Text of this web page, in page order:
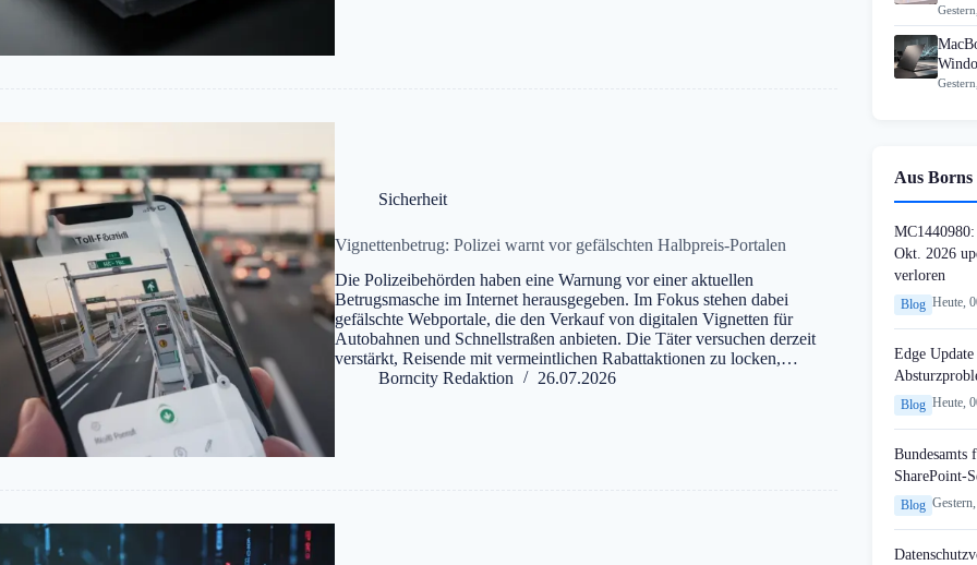
Sicherheit
Vignettenbetrug: Polizei warnt vor gefälschten Halbpreis-Portalen
Die Polizeibehörden haben eine Warnung vor einer aktuellen
Betrugsmasche im Internet herausgegeben. Im Fokus stehen dabei
gefälschte Webportale, die den Verkauf von digitalen Vignetten für
Autobahnen und Schnellstraßen anbieten. Die Täter versuchen derzeit
verstärkt, Reisende mit vermeintlichen Rabattaktionen zu locken,…
Borncity Redaktion
26.07.2026
Aus
Okt. 2026
verloren
Blog Heute,
Edge
Blog Heute,
SharePoint-
Blog